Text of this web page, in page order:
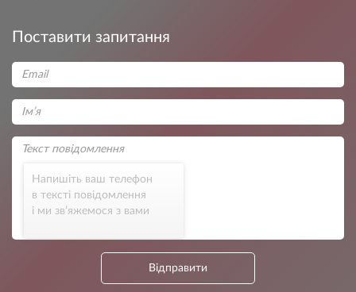
Поставити запитання
Напишіть ваш телефон
в тексті повідомлення
і ми зв’яжемося з вами
Відправити